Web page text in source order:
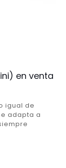
en venta
igual de
adapta a